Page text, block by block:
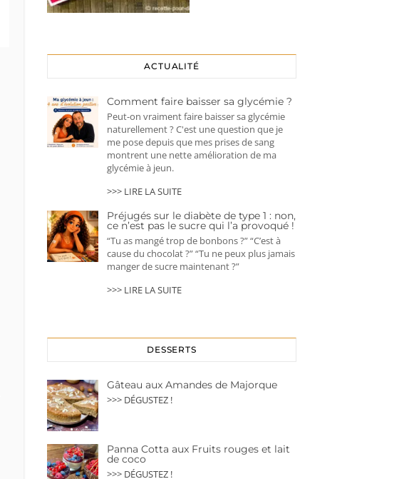
ACTUALITÉ
Comment faire baisser sa glycémie ?
Peut-on vraiment faire baisser sa glycémie
naturellement ? C'est une question que je
me pose depuis que mes prises de sang
montrent une nette amélioration de ma
glycémie à jeun.
>>> LIRE LA SUITE
Préjugés sur le diabète de type 1 : non,
ce n’est pas le sucre qui l’a provoqué !
“Tu as mangé trop de bonbons ?” “C’est à
cause du chocolat ?” “Tu ne peux plus jamais
manger de sucre maintenant ?”
>>> LIRE LA SUITE
DESSERTS
Gâteau aux Amandes de Majorque
>>> DÉGUSTEZ !
Panna Cotta aux Fruits rouges et lait
de coco
>>> DÉGUSTEZ !